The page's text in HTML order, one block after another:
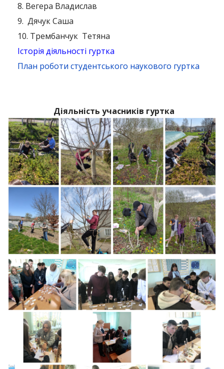
8. Вегера Владислав
9. Дячук Саша
10. Трембанчук Тетяна
Історія діяльності гуртка
План роботи студентського наукового гуртка
Діяльність учасників гуртка